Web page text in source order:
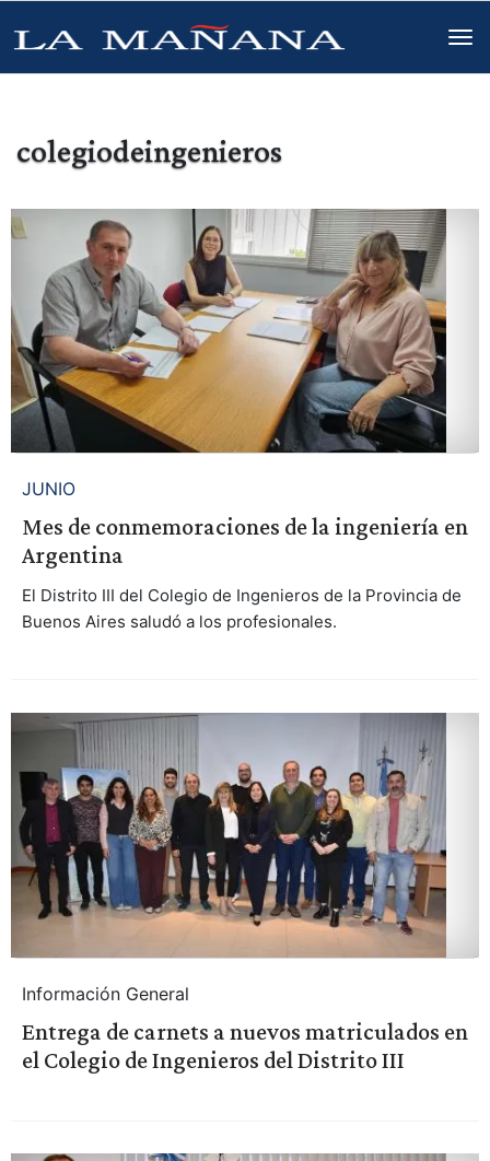
colegiodeingenieros
JUNIO
Mes de conmemoraciones de la ingeniería en
Argentina
El Distrito III del Colegio de Ingenieros de la Provincia de
Buenos Aires saludó a los profesionales.
Información General
Entrega de carnets a nuevos matriculados en
el Colegio de Ingenieros del Distrito III